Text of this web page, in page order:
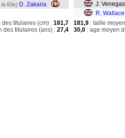
60e) D. Zakaria
J. Venegas
R. Wallace
titulaires (cm) : 181,7
des titulaires (ans) : 27,4
181,9 : taille
30,0 : age moyen